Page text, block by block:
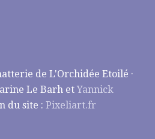
de L'Orchidée Etoilé ·
Le Barh etYannick
du site :Pixeliart.fr